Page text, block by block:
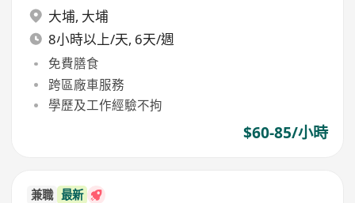
大埔, 大埔
8小時以上/天, 6天/週
免費膳食
跨區廠車服務
學歷及工作經驗不拘
$60-85/小時
兼職 最新